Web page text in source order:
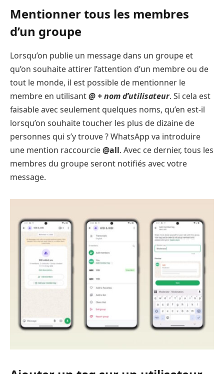
Mentionner tous les membres
d’un groupe
Lorsqu’on publie un message dans un groupe et
qu’on souhaite attirer l’attention d’un membre ou de
tout le monde, il est possible de mentionner le
membre en utilisant@ + nom d’utilisateur. Si cela est
faisable avec seulement quelques noms, qu’en est-il
lorsqu’on souhaite toucher les plus de dizaine de
personnes qui s’y trouve ? WhatsApp va introduire
une mention raccourcie@all. Avec ce dernier, tous les
membres du groupe seront notifiés avec votre
message.